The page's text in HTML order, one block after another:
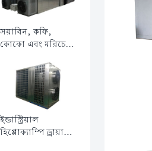
সয়াবিন, কফি,
কোকো এবং মরিচের
ড্রায়ার - বহুমুখী
ডিহাইড্রেশন সরঞ্জাম
ইন্ডাস্ট্রিয়াল
হিপ্পোক্যাম্পি ড্রায়ার